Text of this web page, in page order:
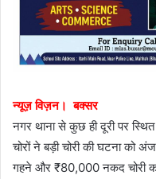
न्यूज़ विज़न। बक्सर
नगर थाना से कुछ ही दूरी पर स्थित
चोरों ने बड़ी चोरी की घटना को
गहने और ₹80,000 नकद चोरी